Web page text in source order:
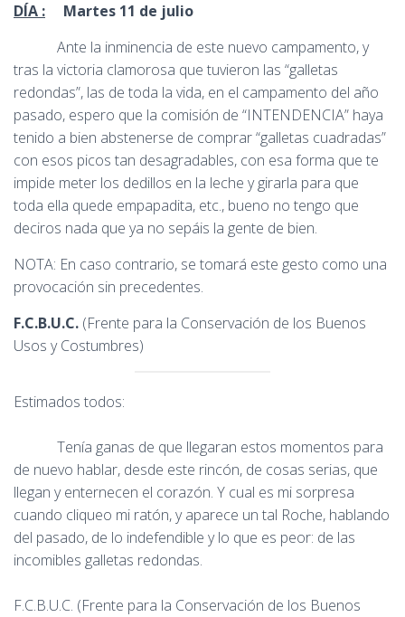
DÍA : Martes 11 de julio
Ante la inminencia de este nuevo campamento, y
tras la victoria clamorosa que tuvieron las “galletas
redondas”, las de toda la vida, en el campamento del año
pasado, espero que la comisión de “INTENDENCIA” haya
tenido a bien abstenerse de comprar “galletas cuadradas”
con esos picos tan desagradables, con esa forma que te
impide meter los dedillos en la leche y girarla para que
toda ella quede empapadita, etc., bueno no tengo que
deciros nada que ya no sepáis la gente de bien.
NOTA: En caso contrario, se tomará este gesto como una
provocación sin precedentes.
F.C.B.U.C. (Frente para la Conservación de los Buenos
Usos y Costumbres)
Estimados todos:
Tenía ganas de que llegaran estos momentos para
de nuevo hablar, desde este rincón, de cosas serias, que
llegan y enternecen el corazón. Y cual es mi sorpresa
cuando cliqueo mi ratón, y aparece un tal Roche, hablando
del pasado, de lo indefendible y lo que es peor: de las
incomibles galletas redondas.
F.C.B.U.C. (Frente para la Conservación de los Buenos